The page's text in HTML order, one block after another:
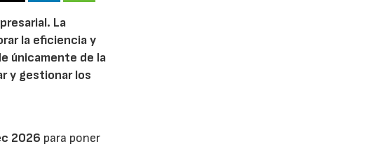
La
la eficiencia y
únicamente de la
y gestionar los
2026 para poner